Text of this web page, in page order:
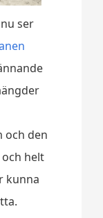
ser
och den
helt
kunna